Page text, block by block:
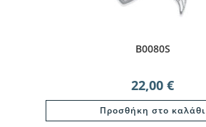
B0080S
22,00 €
Προσθήκη στο καλάθι